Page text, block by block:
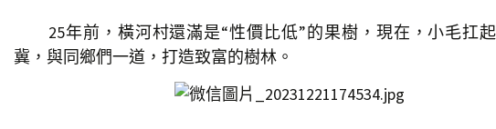
25年前，橫河村還滿是“性價比低”的果樹，現在，小毛扛
冀，與同鄉們一道，打造致富的樹林。